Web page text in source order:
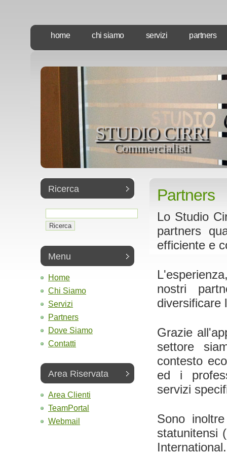
home chi siamo servizi partners
STUDIO CIRRI
Commercialisti
Partners
Lo Studio
partners
efficiente e
nostri
diversificare
Grazie
settore
contesto
ed i
servizi
Sono
statunitensi
International.
Ricerca
Menu
Home
Chi Siamo
Servizi
Partners
Dove Siamo
Contatti
Area Riservata
Area Clienti
TeamPortal
Webmail